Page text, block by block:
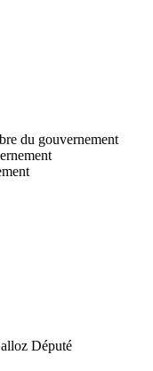
du gouvernement
Député